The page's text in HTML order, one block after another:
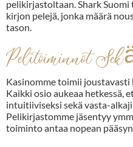
pelikirjastoltaan.Shark Suomi
kirjon pelejä, jonka määrä
tason.
Pelitoiminnot
Kasinomme toimii
Kaikki osio aukeaa hetkessä,
intuitiiviseksi sekä vasta-
Pelikirjastomme jäsentyy
toiminto antaa nopean